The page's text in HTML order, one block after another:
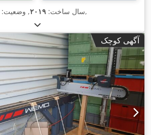
سال ساخت: ۲۰۱۹, وضعیت: ,
آگهی کوچک